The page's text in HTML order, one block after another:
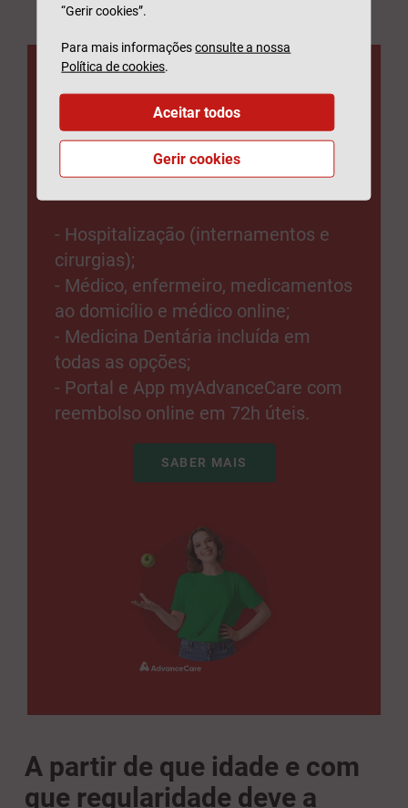
Seguro Saúde
Generali
Tranquilidade
- Hospitalização (internamentos e
cirurgias);
- Médico, enfermeiro, medicamentos
ao domicílio e médico online;
- Medicina Dentária incluída em
todas as opções;
- Portal e App myAdvanceCare com
reembolso online em 72h úteis.
SABER MAIS
A partir de que idade e com
que regularidade deve a
“Gerir cookies”.
Para mais informaçõesconsulte a nossa
Política de cookies.
Gerir cookies
Aceitar todos